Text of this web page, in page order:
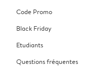
Code Promo
Black Friday
Etudiants
Questions fréquentes